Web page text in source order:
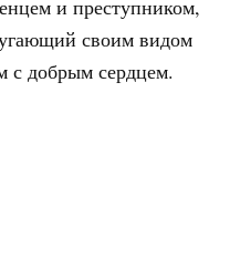
и преступником,
своим видом
добрым сердцем.